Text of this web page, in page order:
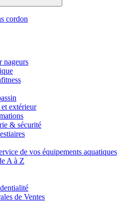
cordon
nageurs
extérieur
& sécurité
de vos équipements aquatiques
A à Z
de Ventes